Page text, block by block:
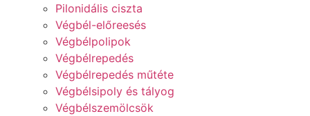
Pilonidális ciszta
Végbél-előreesés
Végbélpolipok
Végbélrepedés
Végbélrepedés műtéte
Végbélsipoly és tályog
Végbélszemölcsök